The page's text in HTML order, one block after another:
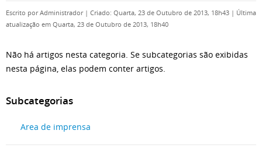
Escrito porAdministrador | Criado: Quarta, 23 de Outubro de 2013, 18h43 | Última
atualização em Quarta, 23 de Outubro de 2013, 18h40
Não há artigos nesta categoria. Se subcategorias são exibidas
nesta página, elas podem conter artigos.
Subcategorias
Area de imprensa